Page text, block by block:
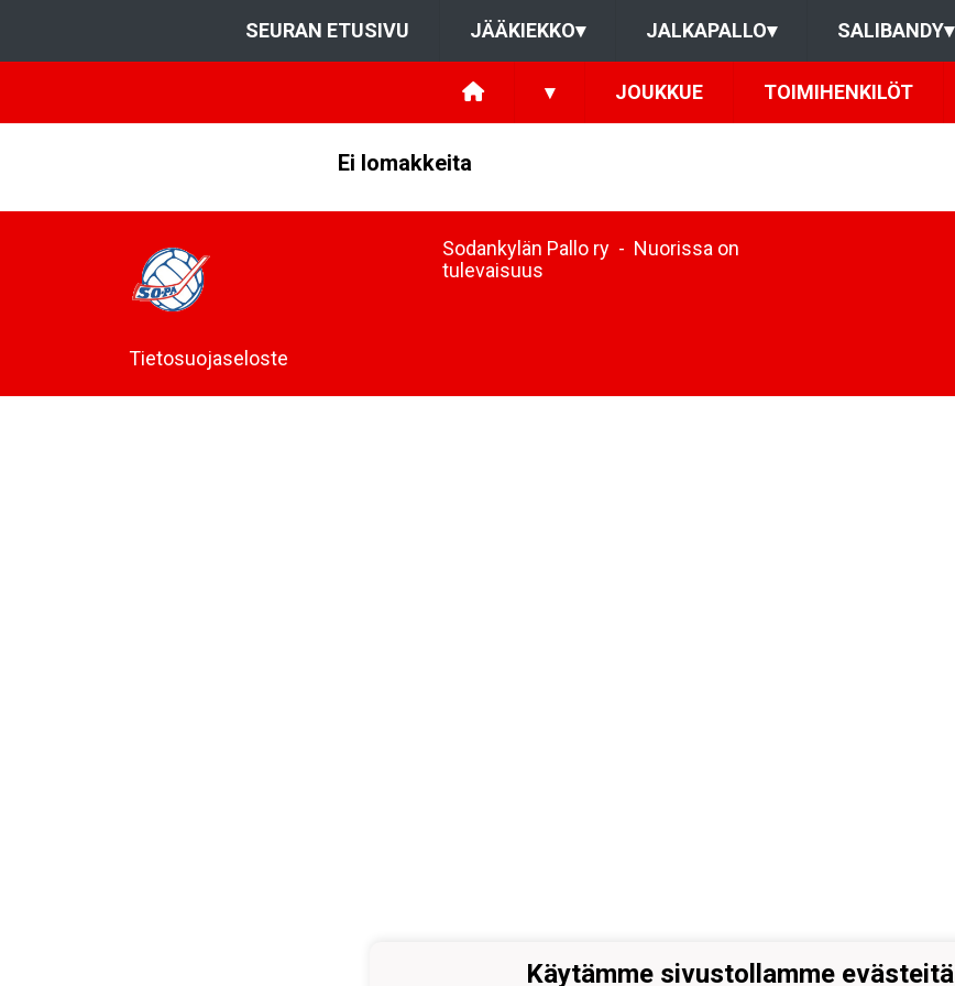
SEURAN ETUSIVU JÄÄKIEKKO▾ JALKAPALLO▾ SALIBANDY▾
▾ JOUKKUE TOIMIHENKILÖT
Ei lomakkeita
Tietosuojaseloste
Sodankylän Pallo ry - Nuorissa on
tulevaisuus
Käytämme sivustollamme evästeitä